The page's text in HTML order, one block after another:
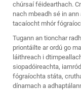
chúrsaí féidearthach.
nach mbeadh sé in
tacaíocht mhór
Tugann an tionchar
priontáilte ar ordú go
láithreach i
siopadóireachta,
fógraíochta státa,
dínamach a